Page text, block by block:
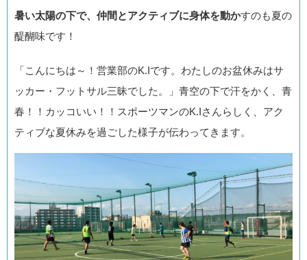
暑い太陽の下で、仲間とアクティブに身体を動かすのも夏の
醍醐味です！
「こんにちは～！営業部のK.Iです。わたしのお盆休みはサ
ッカー・フットサル三昧でした。」青空の下で汗をかく、青
春！！カッコいい！！スポーツマンのK.Iさんらしく、アク
ティブな夏休みを過ごした様子が伝わってきます。